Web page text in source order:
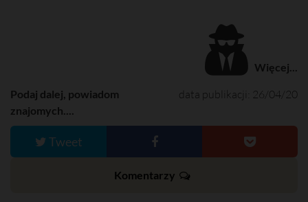
Więcej...
data publikacji: 26/04/20
Podaj dalej, powiadom
znajomych....
Tweet
Komentarzy